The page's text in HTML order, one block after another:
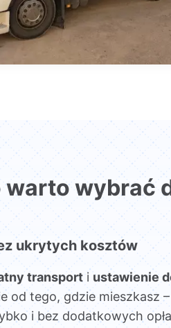
wybrać
ukrytych kosztów
transport i ustawienie
od tego, gdzie mieszkasz
i bez dodatkowych